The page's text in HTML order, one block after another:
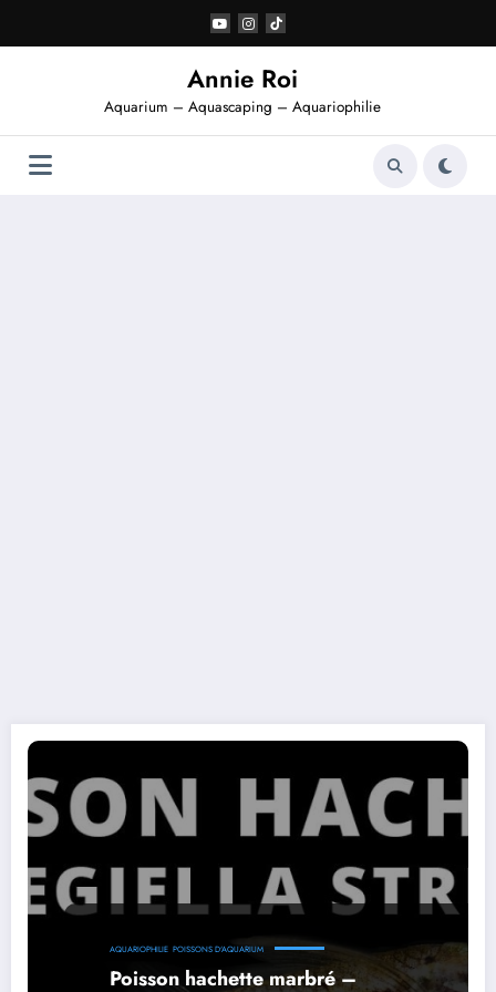
contenu
Annie Roi
Aquarium – Aquascaping – Aquariophilie
AQUARIOPHILIE POISSONS D'AQUARIUM
Poisson hachette marbré –